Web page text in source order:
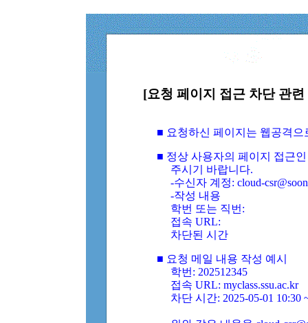
[요청 페이지 접근 차단 관
■ 요청하신 페이지는 웹공격
■ 정상 사용자의 페이지 접근
주시기 바랍니다.
-수신자 계정: cloud-
-작성 내용
학번 또는 직번:
접속 URL:
차단된 시간
■ 요청 메일 내용 작성 예시
학번: 202512345
접속 URL: myclass.ssu.ac.kr
차단 시간: 2025-05-01 10:30